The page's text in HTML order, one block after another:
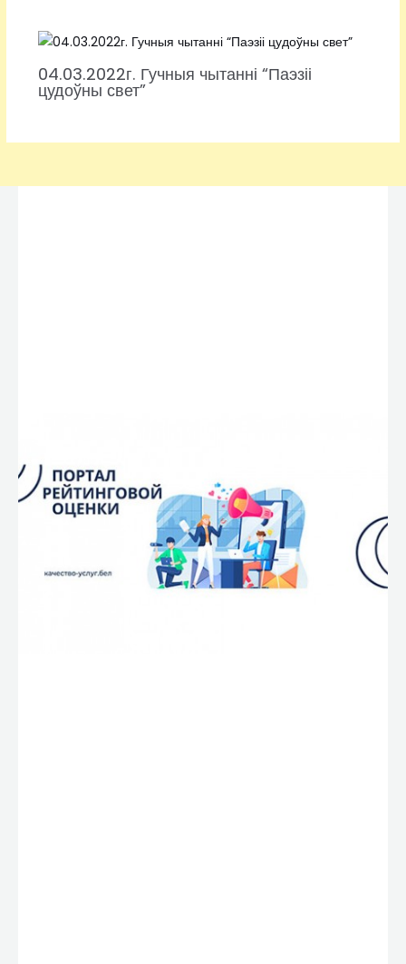
04.03.2022г. Гучныя чытанні “Паэзіі
цудоўны свет”